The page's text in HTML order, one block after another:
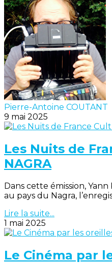
Pierre-Antoine COUTANT
9 mai 2025
Les Nuits de
NAGRA
Dans cette émission,
au pays du Nagra,
Lire la suite...
1 mai 2025
Le Cinéma par